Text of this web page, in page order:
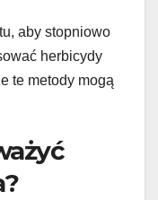
aby stopniowo
herbicydy
te metody mogą